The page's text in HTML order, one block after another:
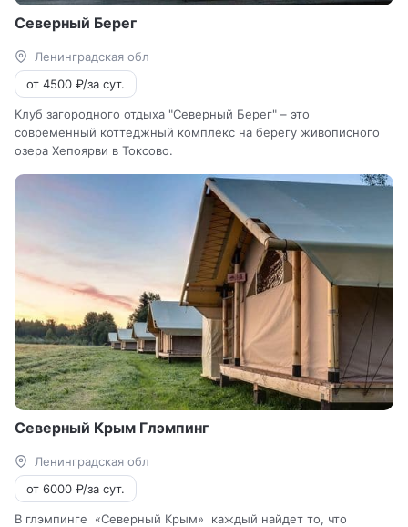
Северный Берег
Ленинградская обл
от 4500 ₽/за сут.
Клуб загородного отдыха "Северный Берег" – это
современный коттеджный комплекс на берегу живописного
озера Хепоярви в Токсово.
Северный Крым Глэмпинг
Ленинградская обл
от 6000 ₽/за сут.
В глэмпинге «Северный Крым» каждый найдет то, что